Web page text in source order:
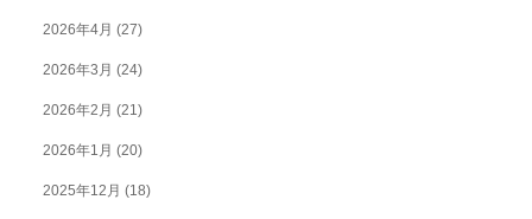
2026年4月 (27)
2026年3月 (24)
2026年2月 (21)
2026年1月 (20)
2025年12月 (18)